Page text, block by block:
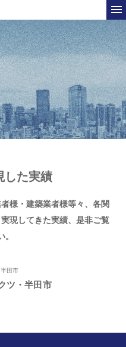
した実績
様・建築業者様等々、 各関
現してきた実績、是非ご覧
。
田市
ツ・半田市